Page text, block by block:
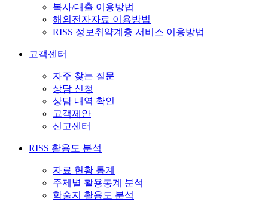
복사/대출 이용방법
해외전자자료 이용방법
RISS 정보취약계층 서비스 이용방법
고객센터
자주 찾는 질문
상담 신청
상담 내역 확인
고객제안
신고센터
RISS 활용도 분석
자료 현황 통계
주제별 활용통계 분석
학술지 활용도 분석